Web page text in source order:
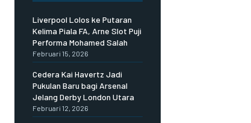
Liverpool Lolos ke Putaran
Kelima Piala FA, Arne Slot Puji
Performa Mohamed Salah
Februari 15, 2026
Cedera Kai Havertz Jadi
Pukulan Baru bagi Arsenal
Jelang Derby London Utara
Februari 12, 2026